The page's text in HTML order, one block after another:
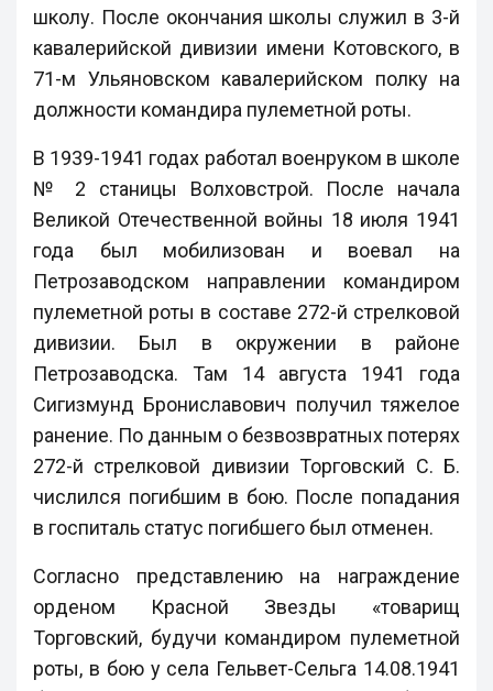
школу. После окончания школы служил в 3-й
кавалерийской дивизии имени Котовского, в
71-м Ульяновском кавалерийском полку на
должности командира пулеметной роты.
В 1939-1941 годах работал военруком в школе
№ 2 станицы Волховстрой. После начала
Великой Отечественной войны 18 июля 1941
года был мобилизован и воевал на
Петрозаводском направлении командиром
пулеметной роты в составе 272-й стрелковой
дивизии. Был в окружении в районе
Петрозаводска. Там 14 августа 1941 года
Сигизмунд Брониславович получил тяжелое
ранение. По данным о безвозвратных потерях
272-й стрелковой дивизии Торговский С. Б.
числился погибшим в бою. После попадания
в госпиталь статус погибшего был отменен.
Согласно представлению на награждение
орденом Красной Звезды «товарищ
Торговский, будучи командиром пулеметной
роты, в бою у села Гельвет-Сельга 14.08.1941